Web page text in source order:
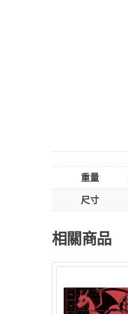
重量
尺寸
相關商品